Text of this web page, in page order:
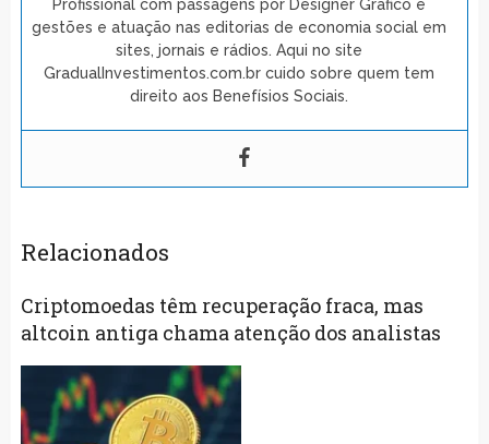
Profissional com passagens por Designer Gráfico e
gestões e atuação nas editorias de economia social em
sites, jornais e rádios. Aqui no site
GradualInvestimentos.com.br cuido sobre quem tem
direito aos Benefísios Sociais.
Relacionados
Criptomoedas têm recuperação fraca, mas
altcoin antiga chama atenção dos analistas